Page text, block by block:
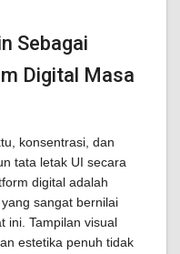
Sebagai
Digital Masa
konsentrasi, dan
tata letak UI secara
digital adalah
sangat bernilai
ini. Tampilan visual
estetika penuh tidak